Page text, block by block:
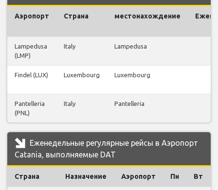
Аэропорт Страна местонахождение
Lampedusa
(LMP)
Italy Lampedusa
Findel (LUX) Luxembourg Luxembourg
Pantelleria
(PNL)
Italy Pantelleria
Еженедельные регулярные рейсы в Аэропорт
Catania, выполняемые DAT
Страна Назначение Аэропорт Пн Вт